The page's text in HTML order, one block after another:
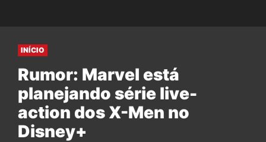
INÍCIO
Rumor: Marvel está
planejando série live-
action dos X-Men no
Disney+